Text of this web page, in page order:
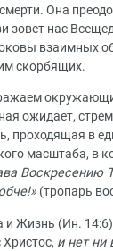
Она
зовет нас
взаимных
скорбящих.
ожидает,
проходящая в
масштаба, в
Воскресению
(тропарь
Жизнь (Ин.
и нет ни